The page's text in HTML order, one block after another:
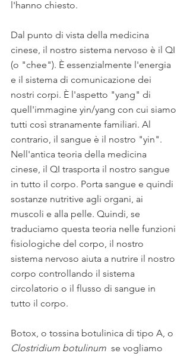
l'hanno chiesto.
Dal punto di vista della medicina
cinese, il nostro sistema nervoso è il QI
(o "chee"). È essenzialmente l'energia
e il sistema di comunicazione dei
nostri corpi. È l'aspetto "yang" di
quell'immagine yin/yang con cui siamo
tutti così stranamente familiari. Al
contrario, il sangue è il nostro "yin".
Nell'antica teoria della medicina
cinese, il QI trasporta il nostro sangue
in tutto il corpo. Porta sangue e quindi
sostanze nutritive agli organi, ai
muscoli e alla pelle. Quindi, se
traduciamo questa teoria nelle funzioni
fisiologiche del corpo, il nostro
sistema nervoso aiuta a nutrire il nostro
corpo controllando il sistema
circolatorio o il flusso di sangue in
tutto il corpo.
Botox, o tossina botulinica di tipo A, o
Clostridium botulinum se vogliamo